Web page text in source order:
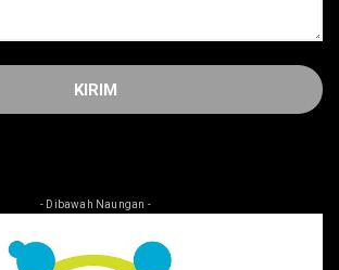
- Dibawah Naungan -